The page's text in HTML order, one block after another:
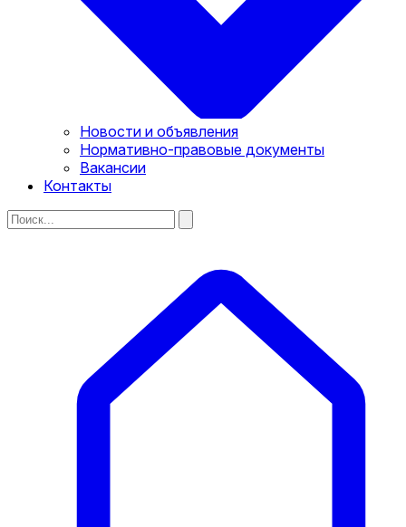
Новости и объявления
Нормативно-правовые документы
Вакансии
Контакты